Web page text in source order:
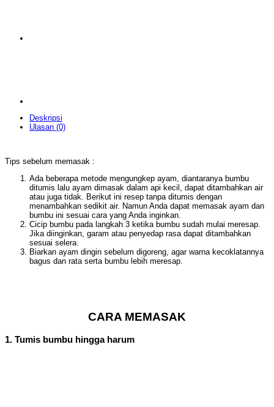
Deskripsi
Ulasan (0)
Tips sebelum memasak :
Ada beberapa metode mengungkep ayam, diantaranya bumbu
ditumis lalu ayam dimasak dalam api kecil, dapat ditambahkan air
atau juga tidak. Berikut ini resep tanpa ditumis dengan
menambahkan sedikit air. Namun Anda dapat memasak ayam dan
bumbu ini sesuai cara yang Anda inginkan.
Cicip bumbu pada langkah 3 ketika bumbu sudah mulai meresap.
Jika diinginkan, garam atau penyedap rasa dapat ditambahkan
sesuai selera.
Biarkan ayam dingin sebelum digoreng, agar warna kecoklatannya
bagus dan rata serta bumbu lebih meresap.
CARA MEMASAK
1. Tumis bumbu hingga harum